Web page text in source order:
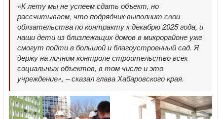
«К лету мы не успеем сдать объект, но
рассчитываем, что подрядчик выполнит свои
обязательства по контракту к декабрю 2025 года, и
наши дети из близлежащих домов в микрорайоне уже
смогут пойти в большой и благоустроенный сад. Я
держу на личном контроле строительство всех
социальных объектов, в том числе и это
учреждение», – сказал глава Хабаровского края.